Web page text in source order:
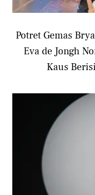
Potret Gemas
Eva de Jongh
Kaus